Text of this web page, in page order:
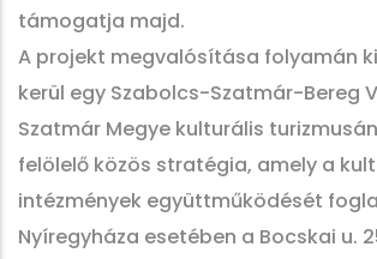
támogatja majd.
A projekt megvalósítása folyamán
kerül egy Szabolcs-Szatmár-Bereg
Szatmár Megye kulturális
felölelő közös stratégia, amely a
intézmények együttműködését
Nyíregyháza esetében a Bocskai u.